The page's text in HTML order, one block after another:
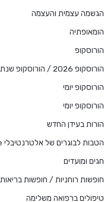
הגשמה עצמית והעצמה
הומאופתיה
הורוסקופ
הורוסקופ 2026 / הורוסקופ שנתי 2026
הורוסקופ יומי
הורוסקופ יומי
הורות בעידן החדש
הטבות לבוגרים של אלטרנטיבלי College
חגים ומועדים
חופשות רוחניות / חופשות בריאות
טיפולים ברפואה משלימה